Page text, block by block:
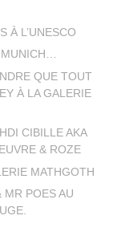
À L’UNESCO
MUNICH…
QUE TOUT
À LA GALERIE
CIBILLE AKA
& ROZE
MATHGOTH
MR POES AU